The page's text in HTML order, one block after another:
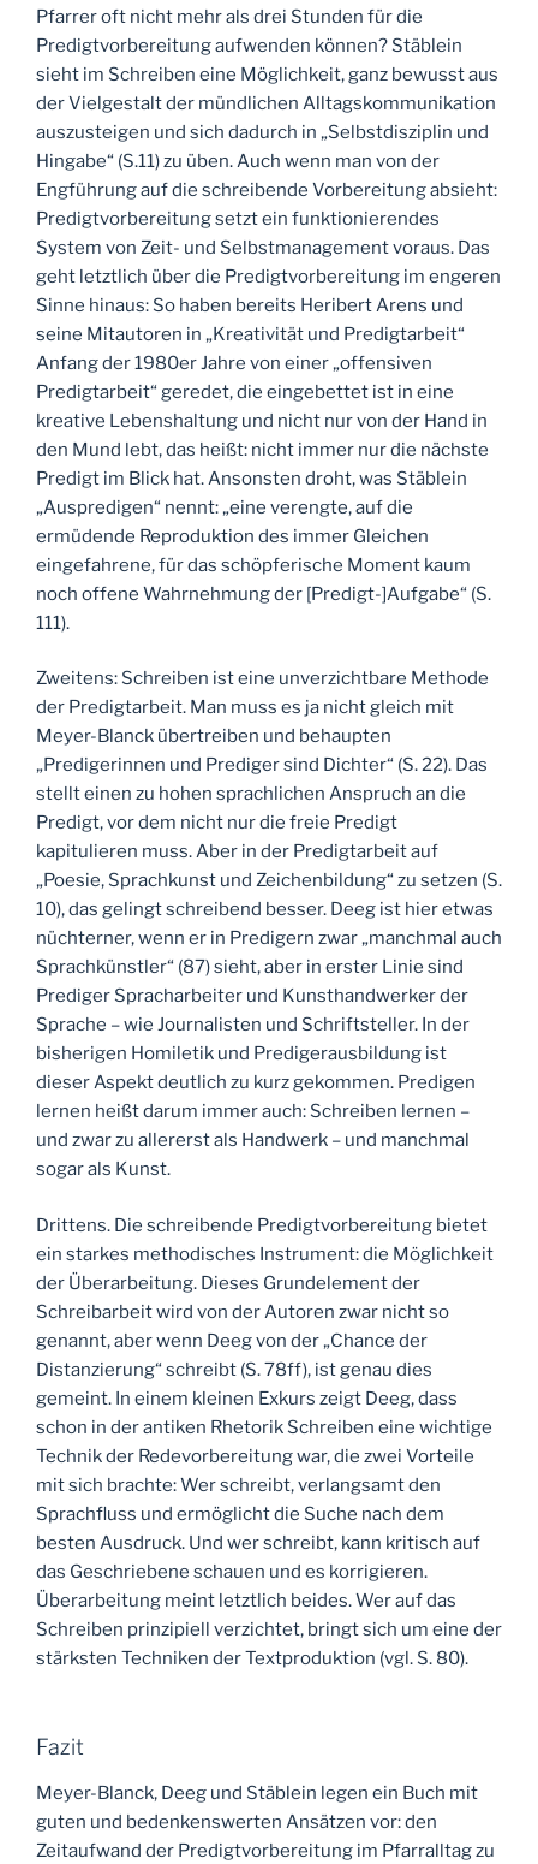
Pfarrer oft nicht mehr als drei Stunden für die
Predigtvorbereitung aufwenden können? Stäblein
sieht im Schreiben eine Möglichkeit, ganz bewusst aus
der Vielgestalt der mündlichen Alltagskommunikation
auszusteigen und sich dadurch in „Selbstdisziplin und
Hingabe“ (S.11) zu üben. Auch wenn man von der
Engführung auf die schreibende Vorbereitung absieht:
Predigtvorbereitung setzt ein funktionierendes
System von Zeit- und Selbstmanagement voraus. Das
geht letztlich über die Predigtvorbereitung im engeren
Sinne hinaus: So haben bereits Heribert Arens und
seine Mitautoren in „Kreativität und Predigtarbeit“
Anfang der 1980er Jahre von einer „offensiven
Predigtarbeit“ geredet, die eingebettet ist in eine
kreative Lebenshaltung und nicht nur von der Hand in
den Mund lebt, das heißt: nicht immer nur die nächste
Predigt im Blick hat. Ansonsten droht, was Stäblein
„Auspredigen“ nennt: „eine verengte, auf die
ermüdende Reproduktion des immer Gleichen
eingefahrene, für das schöpferische Moment kaum
noch offene Wahrnehmung der [Predigt-]Aufgabe“ (S.
111).
Zweitens: Schreiben ist eine unverzichtbare Methode
der Predigtarbeit. Man muss es ja nicht gleich mit
Meyer-Blanck übertreiben und behaupten
„Predigerinnen und Prediger sind Dichter“ (S. 22). Das
stellt einen zu hohen sprachlichen Anspruch an die
Predigt, vor dem nicht nur die freie Predigt
kapitulieren muss. Aber in der Predigtarbeit auf
„Poesie, Sprachkunst und Zeichenbildung“ zu setzen (S.
10), das gelingt schreibend besser. Deeg ist hier etwas
nüchterner, wenn er in Predigern zwar „manchmal auch
Sprachkünstler“ (87) sieht, aber in erster Linie sind
Prediger Spracharbeiter und Kunsthandwerker der
Sprache – wie Journalisten und Schriftsteller. In der
bisherigen Homiletik und Predigerausbildung ist
dieser Aspekt deutlich zu kurz gekommen. Predigen
lernen heißt darum immer auch: Schreiben lernen –
und zwar zu allererst als Handwerk – und manchmal
sogar als Kunst.
Drittens. Die schreibende Predigtvorbereitung bietet
ein starkes methodisches Instrument: die Möglichkeit
der Überarbeitung. Dieses Grundelement der
Schreibarbeit wird von der Autoren zwar nicht so
genannt, aber wenn Deeg von der „Chance der
Distanzierung“ schreibt (S. 78ff), ist genau dies
gemeint. In einem kleinen Exkurs zeigt Deeg, dass
schon in der antiken Rhetorik Schreiben eine wichtige
Technik der Redevorbereitung war, die zwei Vorteile
mit sich brachte: Wer schreibt, verlangsamt den
Sprachfluss und ermöglicht die Suche nach dem
besten Ausdruck. Und wer schreibt, kann kritisch auf
das Geschriebene schauen und es korrigieren.
Überarbeitung meint letztlich beides. Wer auf das
Schreiben prinzipiell verzichtet, bringt sich um eine der
stärksten Techniken der Textproduktion (vgl. S. 80).
Fazit
Meyer-Blanck, Deeg und Stäblein legen ein Buch mit
guten und bedenkenswerten Ansätzen vor: den
Zeitaufwand der Predigtvorbereitung im Pfarralltag zu